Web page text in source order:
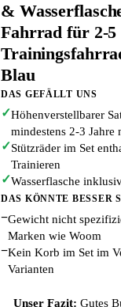
&
Fahrrad für 2-
Blau
DAS GEFÄLLT UNS
✓Höhenverstellbarer
mindestens 2-3 Jahre
✓Stützräder im Set
Trainieren
✓Wasserflasche
DAS KÖNNTE BESSER
−Gewicht nicht
Marken wie Woom
−Kein Korb im Set im
Varianten
Unser Fazit: Gutes